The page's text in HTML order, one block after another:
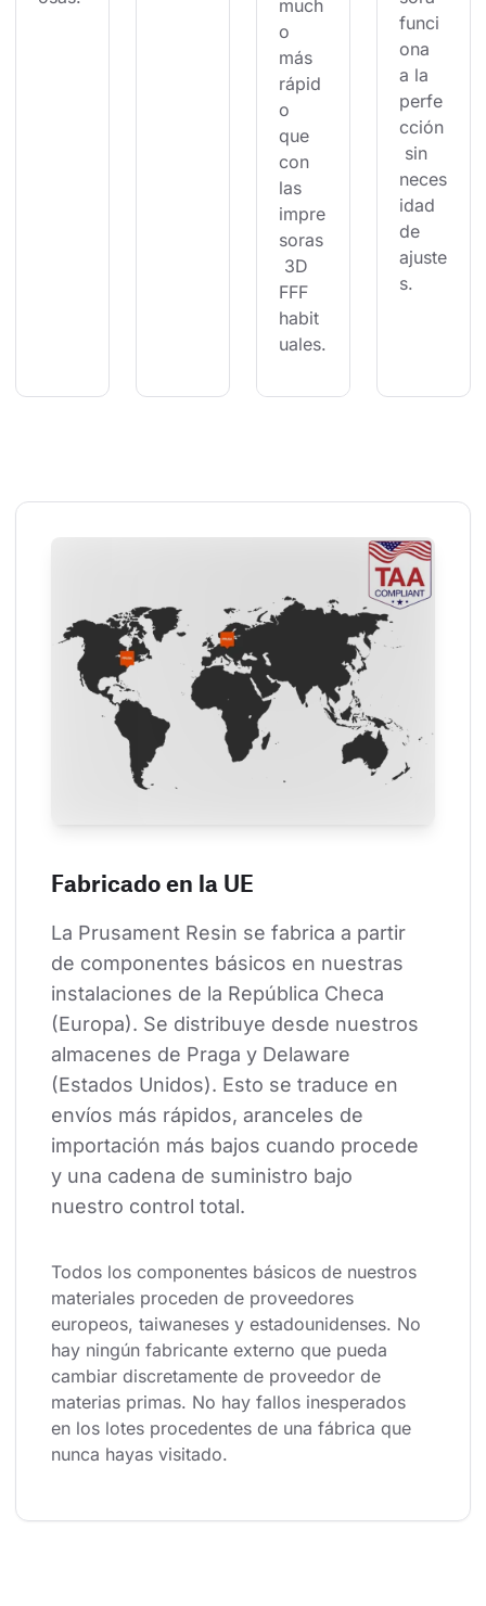
much
o
más
rápid
o
que
con
las
impre
soras
3D
FFF
habit
uales.
funci
ona
a la
perfe
cción
sin
neces
idad
de
ajuste
s.
Fabricado en la UE
La Prusament Resin se fabrica a partir
de componentes básicos en nuestras
instalaciones de la República Checa
(Europa). Se distribuye desde nuestros
almacenes de Praga y Delaware
(Estados Unidos). Esto se traduce en
envíos más rápidos, aranceles de
importación más bajos cuando procede
y una cadena de suministro bajo
nuestro control total.
Todos los componentes básicos de nuestros
materiales proceden de proveedores
europeos, taiwaneses y estadounidenses. No
hay ningún fabricante externo que pueda
cambiar discretamente de proveedor de
materias primas. No hay fallos inesperados
en los lotes procedentes de una fábrica que
nunca hayas visitado.